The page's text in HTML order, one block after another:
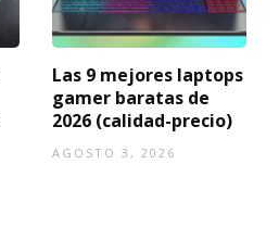
Las 9 mejores laptops
gamer baratas de
2026 (calidad-precio)
AGOSTO 3, 2026